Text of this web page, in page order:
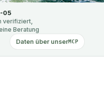
05
verifiziert,
Beratung
Daten über unserMCP